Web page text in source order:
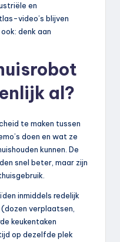
en
video’s blijven
denk aan
al?
te maken tussen
doen en wat ze
kunnen. De
snel beter, maar zijn
inmiddels redelijk
verplaatsen,
keukentaken
op dezelfde plek